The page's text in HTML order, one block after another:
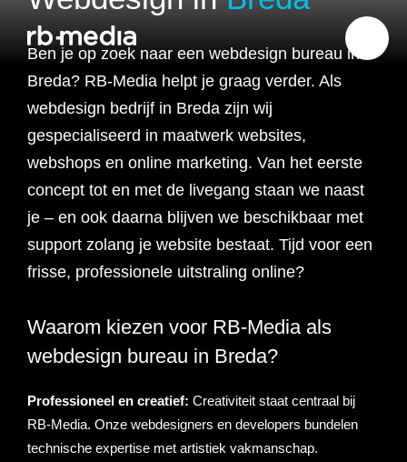
Website ontwikkeling
Website ontwikkeling
Webshop ontwikkeling
Shopify webshop
Zoho webshop
Bullhorn website
Realworks website
Branding & Strategie
brengen
Strategie
Online marketing
strategie
Content strategie
Social Media strategie
Online marketing
Online marketing
Online marketing
bureau
uitbesteden
Online marketing advies
SEO onderzoek
SEO advies
Advertising
Google Ads uitbesteden
Linkbuilding
Data & inzicht
Nulmeting website
Website analyse
Onderzoeken
Zoekwoordenonderzoek
Data & tools
Referenties
Ben je op zoek naar een webdesign bureau in
Breda? RB-Media helpt je graag verder. Als
webdesign bedrijf in Breda zijn wij
gespecialiseerd in maatwerk websites,
webshops en online marketing. Van het eerste
concept tot en met de livegang staan we naast
je – en ook daarna blijven we beschikbaar met
support zolang je website bestaat. Tijd voor een
frisse, professionele uitstraling online?
Waarom kiezen voor RB-Media als
webdesign bureau in Breda?
Professioneel en creatief: Creativiteit staat centraal bij
RB-Media. Onze webdesigners en developers bundelen
technische expertise met artistiek vakmanschap.